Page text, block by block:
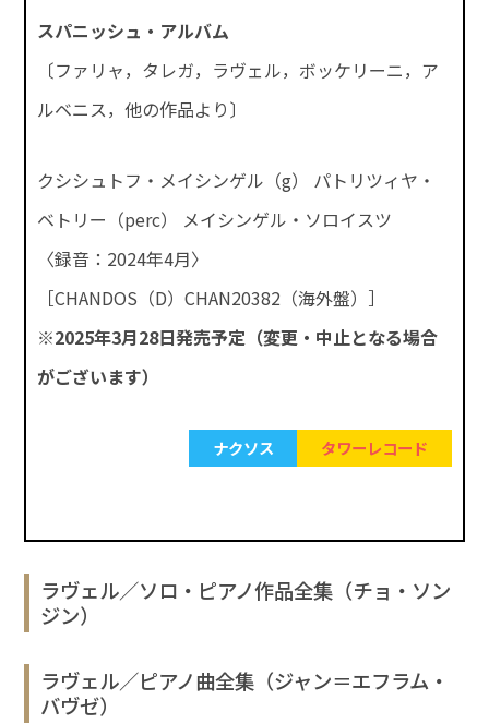
スパニッシュ・アルバム
〔ファリャ，タレガ，ラヴェル，ボッケリーニ，ア
ルベニス，他の作品より〕
クシシュトフ・メイシンゲル（g） パトリツィヤ・
ベトリー（perc） メイシンゲル・ソロイスツ
〈録音：2024年4月〉
［CHANDOS（D）CHAN20382（海外盤）］
※2025年3月28日発売予定（変更・中止となる場合
がございます）
ナクソス タワーレコード
ラヴェル／ソロ・ピアノ作品全集（チョ・ソン
ジン）
ラヴェル／ピアノ曲全集（ジャン＝エフラム・
バヴゼ）